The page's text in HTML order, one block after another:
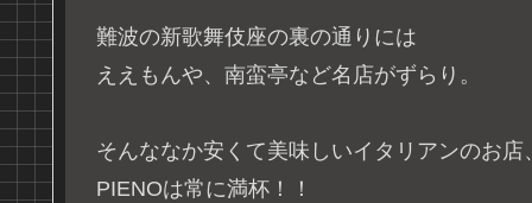
難波の新歌舞伎座の裏の通りには
ええもんや、南蛮亭など名店がずらり。
そんななか安くて美味しいイタリアンのお店
PIENOは常に満杯！！